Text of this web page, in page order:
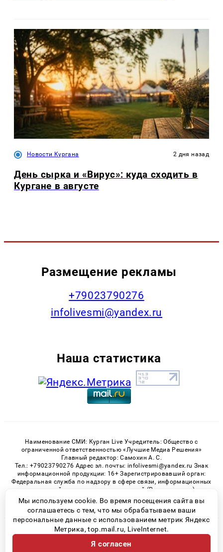
Новости Кургана 2 дня назад
День сырка и «Вирус»: куда сходить в
Кургане в августе
Размещение рекламы
+79023790276
infolivesmi@yandex.ru
Наша статистика
Наименование СМИ: Курган Live Учредитель: Общество с
ограниченной ответственностью «Лучшие Медиа Решения»
Главный редактор: Самохин А. С.
Тел.: +79023790276 Адрес эл. почты: infolivesmi@yandex.ru Знак
информационной продукции: 16+ Зарегистрировавший орган:
Федеральная служба по надзору в сфере связи, информационных
технологий и массовых коммуникаций (Роскомнадзор)
Регистрационный номер СМИ ЭЛ № ФС 77 - 82535 от 21.01.2022
© 2026 «Kurgan-Live» | Все права защищены
Возрастная категория сайта 16+
Мы используем cookie. Во время посещения сайта вы
соглашаетесь с тем, что мы обрабатываем ваши
персональные данные с использованием метрик Яндекс
Метрика, top.mail.ru, LiveInternet.
Я согласен